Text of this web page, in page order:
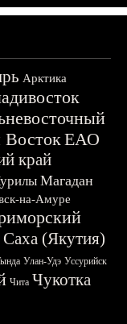
Арктика
ВостокЕАО
край
Магадан
на-Амуре
Саха (Якутия)
Улан-Удэ Уссурийск
Чита Чукотка